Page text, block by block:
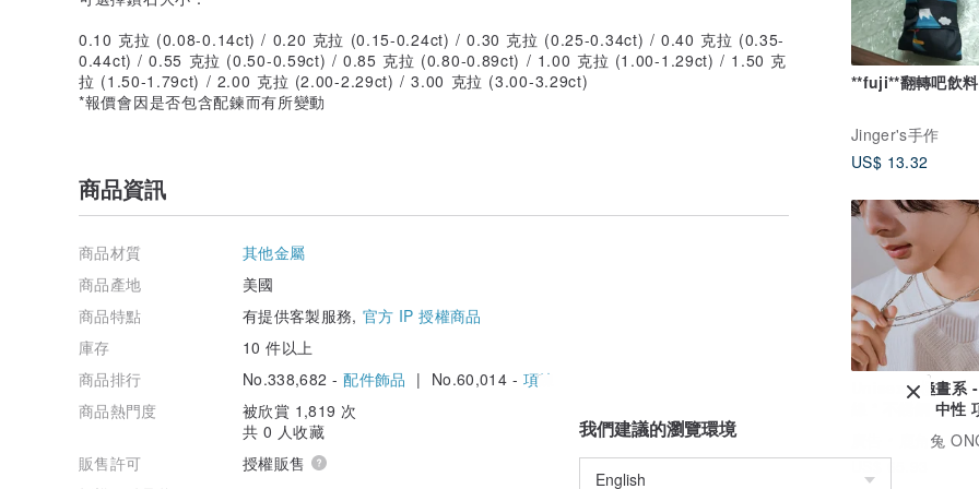
**fuji**翻轉吧飲
Jinger's手作
US$ 13.32
Unisex | 極晝系
線 * 不銹鋼 中性
鹿角兔 ONCE
0.10 克拉 (0.08-0.14ct) / 0.20 克拉 (0.15-0.24ct) / 0.30 克拉 (0.25-0.34ct) / 0.40 克拉 (0.35-
0.44ct) / 0.55 克拉 (0.50-0.59ct) / 0.85 克拉 (0.80-0.89ct) / 1.00 克拉 (1.00-1.29ct) / 1.50 克
拉 (1.50-1.79ct) / 2.00 克拉 (2.00-2.29ct) / 3.00 克拉 (3.00-3.29ct)
*報價會因是否包含配鍊而有所變動
商品資訊
商品材質
其他金屬
商品產地
美國
商品特點
有提供客製服務, 官方 IP 授權商品
庫存
10 件以上
商品排行
No.338,682 -配件飾品 | No.60,014 - 項鍊
商品熱門度
被欣賞 1,819 次
共 0 人收藏
販售許可
授權販售
我們建議的瀏覽環境